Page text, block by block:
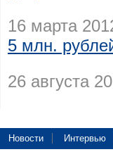
16 марта
5 млн.
26 августа
Новости Интервью